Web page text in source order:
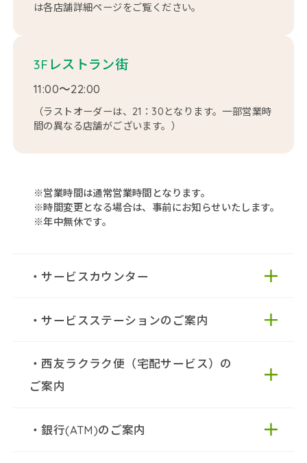
は各店舗詳細ページをご覧ください。
3Fレストラン街
11:00～22:00
（ラストオーダーは、21：30となります。一部営業時
間の異なる店舗がございます。）
※営業時間は通常営業時間となります。
※時間変更となる場合は、事前にお知らせいたします。
※年中無休です。
・サービスカウンター
おります。
・サービスステーションのご案内
・西友ラクラク便（宅配サービス）の
ご案内
・銀行(ATM)のご案内